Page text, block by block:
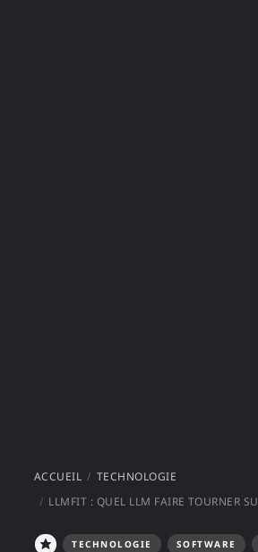
ACCUEIL
TECHNOLOGIE
LLMFIT : QUEL LLM FAIRE TOURNER SUR VOTRE ORDINATEUR ?
TECHNOLOGIE SOFTWARE